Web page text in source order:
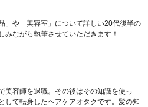
」や「美容室」について詳しい20代後半の
みながら執筆させていただきます！
美容師を退職。その後はその知識を使っ
して転身したヘアケアオタクです。髪の知